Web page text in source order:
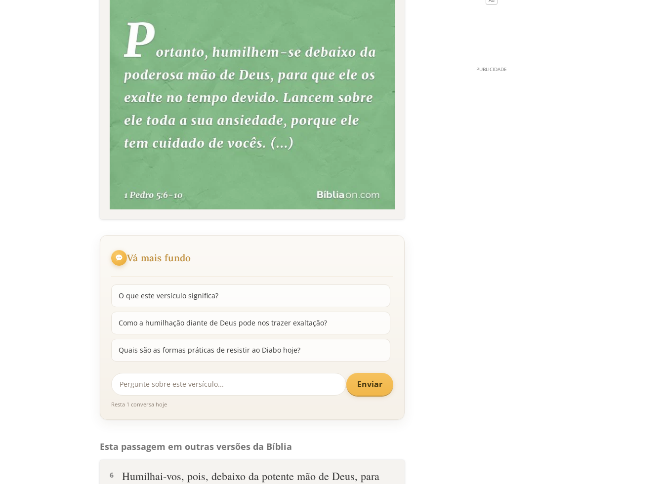
Vá mais fundo
O que este versículo significa?
Como a humilhação diante de Deus pode nos trazer exaltação?
Quais são as formas práticas de resistir ao Diabo hoje?
Enviar
Resta 1 conversa hoje
Esta passagem em outras versões da Bíblia
6
Humilhai-vos, pois, debaixo da potente mão de Deus, para